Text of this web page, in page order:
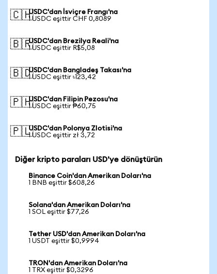
🇨🇭USDC'dan İsviçre Frangı'na
1 USDC eşittir CHF 0,8089
🇧🇷USDC'dan Brezilya Reali'na
1 USDC eşittir R$5,08
🇧🇩USDC'dan Bangladeş Takası'na
1 USDC eşittir ৳123,42
🇵🇭USDC'dan Filipin Pezosu'na
1 USDC eşittir ₱60,75
🇵🇱USDC'dan Polonya Zlotisi'na
1 USDC eşittir zł 3,72
Diğer kripto paraları USD'ye dönüştürün
Binance Coin'dan Amerikan Doları'na
1 BNB eşittir $608,26
Solana'dan Amerikan Doları'na
1 SOL eşittir $77,26
Tether USD'dan Amerikan Doları'na
1 USDT eşittir $0,9994
TRON'dan Amerikan Doları'na
1 TRX eşittir $0,3296